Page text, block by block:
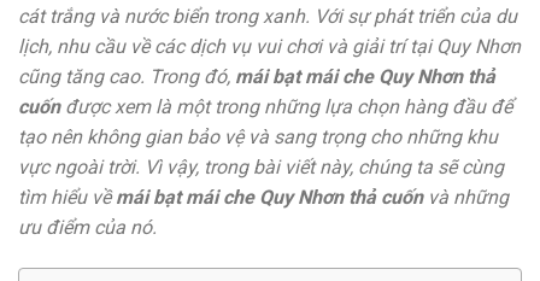
cát trắng và nước biển trong xanh. Với sự phát triển của du
lịch, nhu cầu về các dịch vụ vui chơi và giải trí tại Quy Nhơn
cũng tăng cao. Trong đó, mái bạt mái che Quy Nhơn thả
cuốnđược xem là một trong những lựa chọn hàng đầu để
tạo nên không gian bảo vệ và sang trọng cho những khu
vực ngoài trời. Vì vậy, trong bài viết này, chúng ta sẽ cùng
tìm hiểu vềmái bạt mái che Quy Nhơn thả cuốnvà những
ưu điểm của nó.